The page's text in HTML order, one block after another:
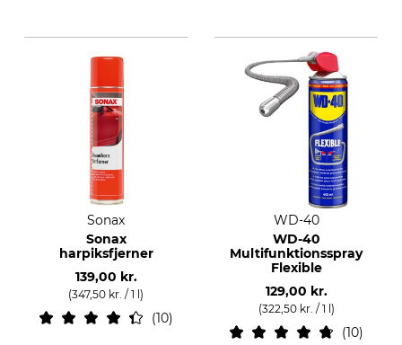
Sonax
Sonax
harpiksfjerner
139,00 kr.
(347,50 kr. / 1 l)
10
WD-40
WD-40
Multifunktionsspray
Flexible
129,00 kr.
(322,50 kr. / 1 l)
10